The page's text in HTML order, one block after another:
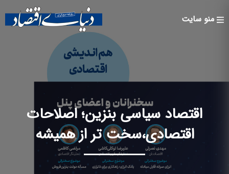
main
content
منو سایت
اقتصاد سیاسی بنزین؛ اصلاحات
اقتصادی،سخت تر از همیشه